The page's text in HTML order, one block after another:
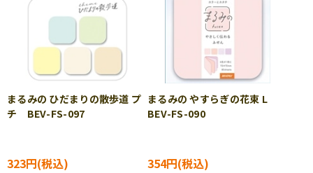
まるみの ひだまりの散歩道 プ
チ BEV-FS-097
323円
まるみの やすらぎの花束 L
BEV-FS-090
354円